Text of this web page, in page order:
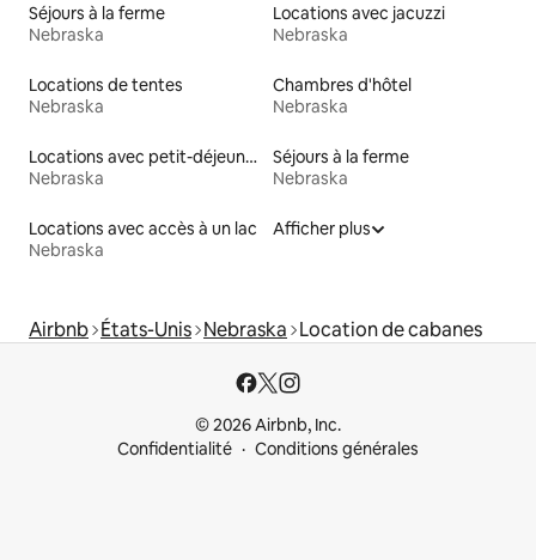
Séjours à la ferme
Nebraska
Locations avec jacuzzi
Nebraska
Locations de tentes
Nebraska
Chambres d'hôtel
Nebraska
Locations avec petit-déjeuner
Nebraska
Séjours à la ferme
Nebraska
Locations avec accès à un lac
Nebraska
Afficher plus
Airbnb États-Unis Nebraska Location de cabanes
© 2026 Airbnb, Inc.
Confidentialité
Conditions générales